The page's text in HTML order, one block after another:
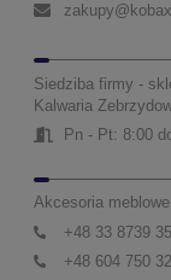
Siedziba firmy -
Kalwaria
Pn - Pt: 8:00
Akcesoria meblowe
+48 33 8739
+48 604 750